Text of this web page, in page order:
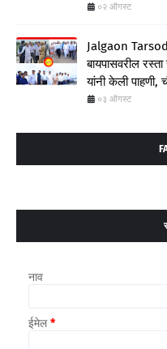
०२ ऑगस्ट
Jalgaon
बायपासवरील
यांनी केली
०३ ऑगस्ट
नाव
ईमेल*